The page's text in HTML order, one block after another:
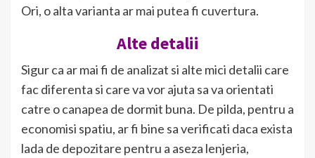
Ori, o alta varianta ar mai putea fi cuvertura.
Alte detalii
Sigur ca ar mai fi de analizat si alte mici detalii care
fac diferenta si care va vor ajuta sa va orientati
catre o canapea de dormit buna. De pilda, pentru a
economisi spatiu, ar fi bine sa verificati daca exista
lada de depozitare pentru a aseza lenjeria,